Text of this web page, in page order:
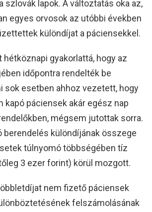
szlovák lapok. A változtatás oka az,
egyes orvosok az utóbbi években
különdíjat a páciensekkel.
hétköznapi gyakorlattá, hogy az
időpontra rendelték be
sok esetben ahhoz vezetett, hogy
kapó páciensek akár egész nap
mégsem jutottak sorra.
berendelés különdíjának összege
túlnyomó többségében tíz
3 ezer forint) körül mozgott.
nem fizető páciensek
felszámolásának